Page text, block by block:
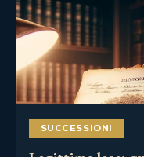
SUCCESSIONI